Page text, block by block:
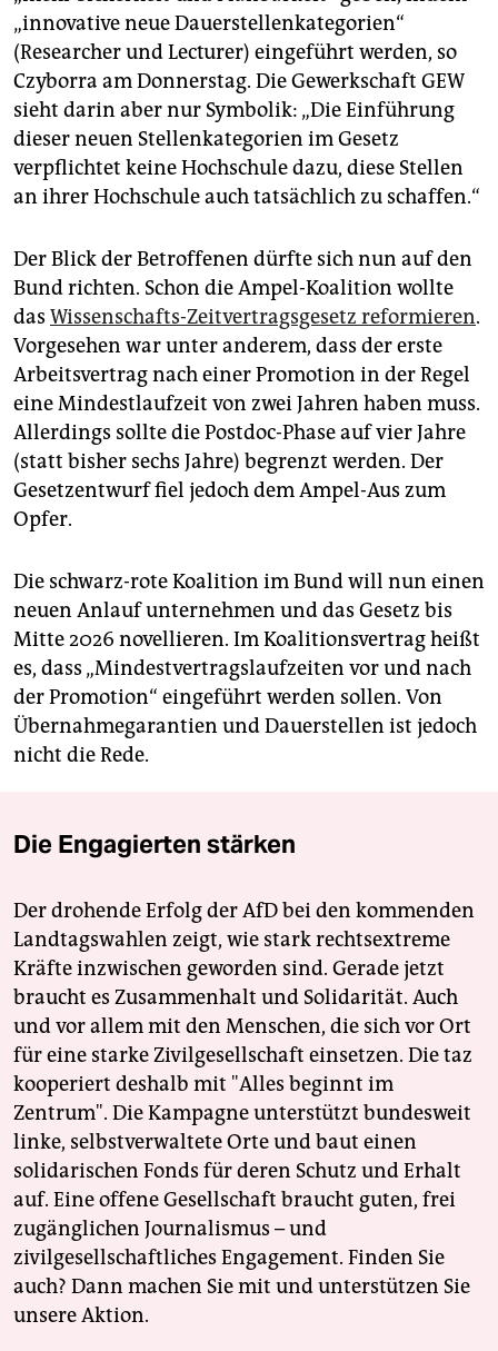
„innovative neue Dauerstellenkategorien“
(Researcher und Lecturer) eingeführt werden, so
Czyborra am Donnerstag. Die Gewerkschaft GEW
sieht darin aber nur Symbolik: „Die Einführung
dieser neuen Stellenkategorien im Gesetz
verpflichtet keine Hochschule dazu, diese Stellen
an ihrer Hochschule auch tatsächlich zu schaffen.“
Der Blick der Betroffenen dürfte sich nun auf den
Bund richten. Schon die Ampel-Koalition wollte
das Wissenschafts-Zeitvertragsgesetz reformieren.
Vorgesehen war unter anderem, dass der erste
Arbeitsvertrag nach einer Promotion in der Regel
eine Mindestlaufzeit von zwei Jahren haben muss.
Allerdings sollte die Postdoc-Phase auf vier Jahre
(statt bisher sechs Jahre) begrenzt werden. Der
Gesetzentwurf fiel jedoch dem Ampel-Aus zum
Opfer.
Die schwarz-rote Koalition im Bund will nun einen
neuen Anlauf unternehmen und das Gesetz bis
Mitte 2026 novellieren. Im Koalitionsvertrag heißt
es, dass „Mindestvertragslaufzeiten vor und nach
der Promotion“ eingeführt werden sollen. Von
Übernahmegarantien und Dauerstellen ist jedoch
nicht die Rede.
Die Engagierten stärken
Der drohende Erfolg der AfD bei den kommenden
Landtagswahlen zeigt, wie stark rechtsextreme
Kräfte inzwischen geworden sind. Gerade jetzt
braucht es Zusammenhalt und Solidarität. Auch
und vor allem mit den Menschen, die sich vor Ort
für eine starke Zivilgesellschaft einsetzen. Die taz
kooperiert deshalb mit "Alles beginnt im
Zentrum". Die Kampagne unterstützt bundesweit
linke, selbstverwaltete Orte und baut einen
solidarischen Fonds für deren Schutz und Erhalt
auf. Eine offene Gesellschaft braucht guten, frei
zugänglichen Journalismus – und
zivilgesellschaftliches Engagement. Finden Sie
auch? Dann machen Sie mit und unterstützen Sie
unsere Aktion.